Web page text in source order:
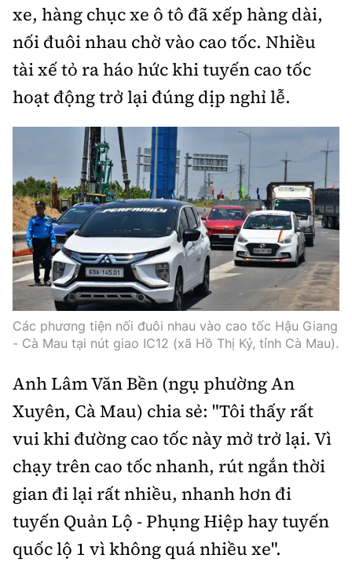
xe, hàng chục xe ô tô đã xếp hàng dài,
nối đuôi nhau chờ vào cao tốc. Nhiều
tài xế tỏ ra háo hức khi tuyến cao tốc
hoạt động trở lại đúng dịp nghỉ lễ.
Các phương tiện nối đuôi nhau vào cao tốc Hậu Giang
- Cà Mau tại nút giao IC12 (xã Hồ Thị Kỷ, tỉnh Cà Mau).
Anh Lâm Văn Bền (ngụ phường An
Xuyên, Cà Mau) chia sẻ: "Tôi thấy rất
vui khi đường cao tốc này mở trở lại. Vì
chạy trên cao tốc nhanh, rút ngắn thời
gian đi lại rất nhiều, nhanh hơn đi
tuyến Quản Lộ - Phụng Hiệp hay tuyến
quốc lộ 1 vì không quá nhiều xe".